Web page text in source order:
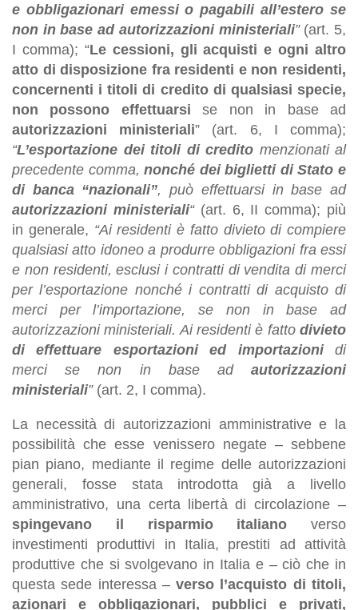
e obbligazionari emessi o pagabili all’estero se
non in base ad autorizzazioni ministeriali”(art. 5,
I comma); “Le cessioni, gli acquisti e ogni altro
atto di disposizione fra residenti e non residenti,
concernenti i titoli di credito di qualsiasi specie,
non possono effettuarsi se non in base ad
autorizzazioni ministeriali” (art. 6, I comma);
“L’esportazione dei titoli di credito menzionati al
precedente comma,nonché dei biglietti di Stato e
di banca “nazionali”, può effettuarsi in base ad
autorizzazioni ministeriali“(art. 6, II comma); più
in generale, “Ai residenti è fatto divieto di compiere
qualsiasi atto idoneo a produrre obbligazioni fra essi
e non residenti, esclusi i contratti di vendita di merci
per l’esportazione nonché i contratti di acquisto di
merci per l’importazione, se non in base ad
autorizzazioni ministeriali. Ai residenti è fatto divieto
di effettuare esportazioni ed importazionidi
merci se non in base ad autorizzazioni
ministeriali”(art. 2, I comma).
La necessità di autorizzazioni amministrative e la
possibilità che esse venissero negate – sebbene
pian piano, mediante il regime delle autorizzazioni
generali, fosse stata introdotta già a livello
amministrativo, una certa libertà di circolazione –
spingevano il risparmio italiano verso
investimenti produttivi in Italia, prestiti ad attività
produttive che si svolgevano in Italia e – ciò che in
questa sede interessa –verso l’acquisto di titoli,
azionari e obbligazionari, pubblici e privati,